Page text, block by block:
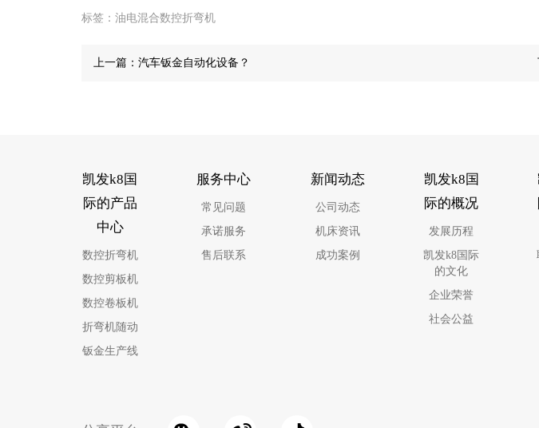
标签： 油电混合数控折弯机
上一篇：汽车钣金自动化设备？
凯发k8国
际的产品
中心
数控折弯机
数控剪板机
数控卷板机
折弯机随动
钣金生产线
服务中心
常见问题
承诺服务
售后联系
新闻动态
公司动态
机床资讯
成功案例
凯发k8国
际的概况
发展历程
凯发k8国际
的文化
企业荣誉
社会公益